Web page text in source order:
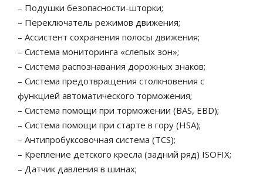
– Подушки безопасности-шторки;
– Переключатель режимов движения;
– Ассистент сохранения полосы движения;
– Система мониторинга «слепых зон»;
– Система распознавания дорожных знаков;
– Система предотвращения столкновения с
функцией автоматического торможения;
– Система помощи при торможении (BAS, EBD);
– Система помощи при старте в гору (HSA);
– Антипробуксовочная система (TCS);
– Крепление детского кресла (задний ряд) ISOFIX;
– Датчик давления в шинах;